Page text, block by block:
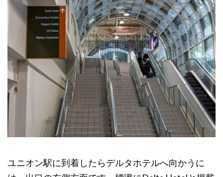
ユニオン駅に到着したらデルタホテルへ向かうに